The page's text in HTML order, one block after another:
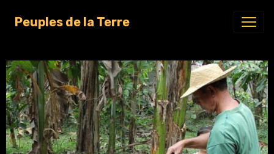
Peuples de la Terre